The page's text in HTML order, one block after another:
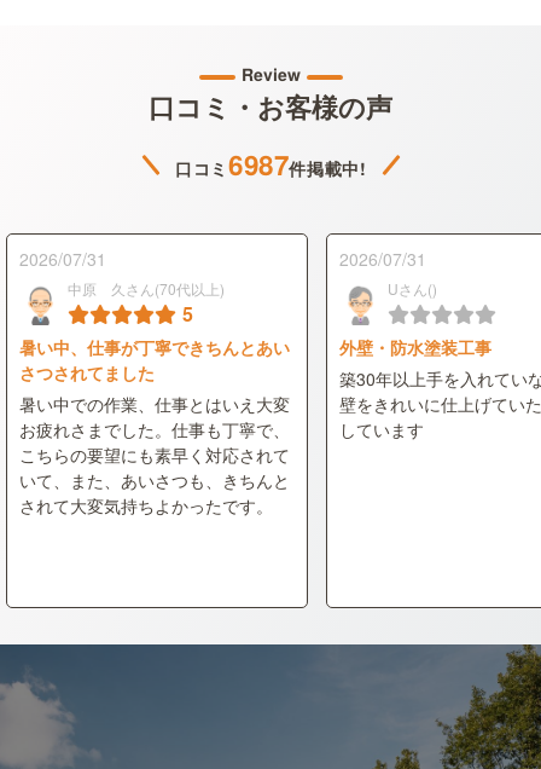
Review
口コミ・お客様の声
口コミ6987件掲載中!
2026/07/31
中原 久さん(70代以上)
5
暑い中、仕事が丁寧できちんとあい
さつされてました
暑い中での作業、仕事とはいえ大変
お疲れさまでした。仕事も丁寧で、
こちらの要望にも素早く対応されて
いて、また、あいさつも、きちんと
されて大変気持ちよかったです。
2026/07/31
Uさん()
外壁・防水塗装工事
築30年以上手を入れてい
壁をきれいに仕上げてい
しています